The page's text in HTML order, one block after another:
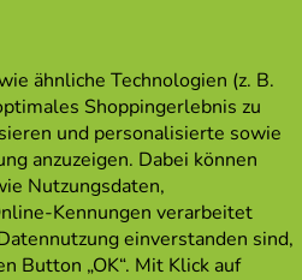
ähnliche Technologien (z. B.
Shoppingerlebnis zu
und personalisierte sowie
anzuzeigen. Dabei können
Nutzungsdaten,
Kennungen verarbeitet
einverstanden sind,
Button „OK“. Mit Klick auf